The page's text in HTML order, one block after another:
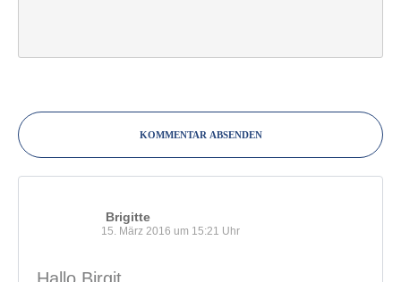
KOMMENTAR ABSENDEN
Brigitte
15. März 2016 um 15:21 Uhr